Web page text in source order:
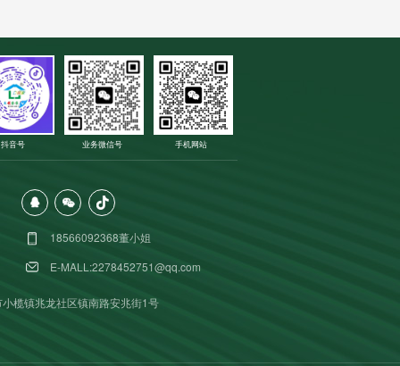
抖音号 业务微信号 手机网站
18566092368董小姐
E-MALL:2278452751@qq.com
榄镇兆龙社区镇南路安兆街1号